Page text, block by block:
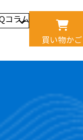
コラム
買い物かご